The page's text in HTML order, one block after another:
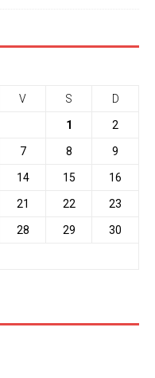
V S D
1 2
7 8 9
14 15 16
21 22 23
28 29 30